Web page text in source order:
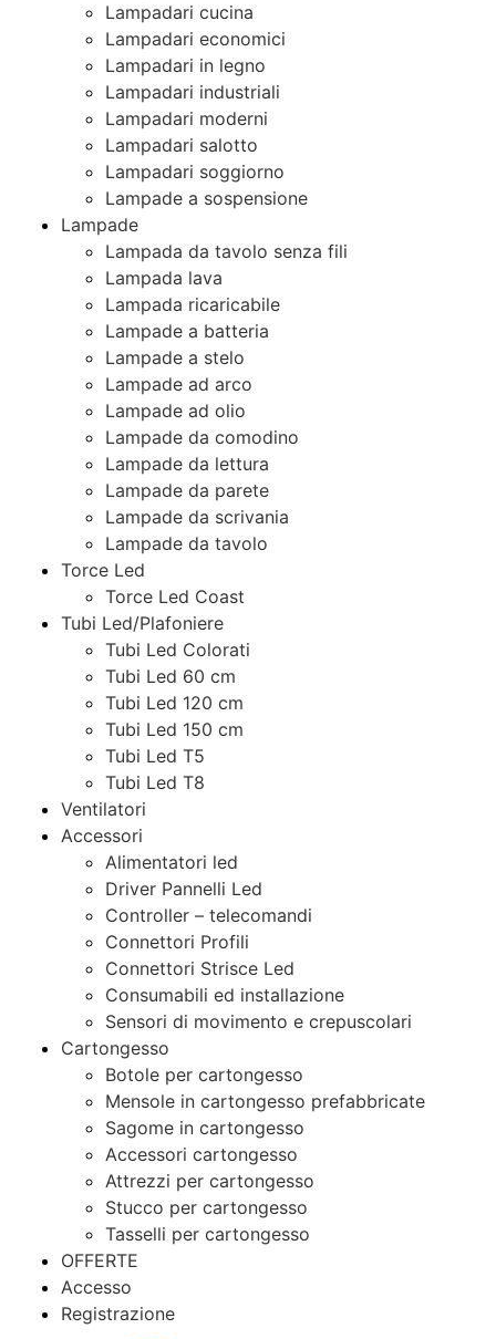
Lampadari cucina
Lampadari economici
Lampadari in legno
Lampadari industriali
Lampadari moderni
Lampadari salotto
Lampadari soggiorno
Lampade a sospensione
Lampade
Lampada da tavolo senza fili
Lampada lava
Lampada ricaricabile
Lampade a batteria
Lampade a stelo
Lampade ad arco
Lampade ad olio
Lampade da comodino
Lampade da lettura
Lampade da parete
Lampade da scrivania
Lampade da tavolo
Torce Led
Torce Led Coast
Tubi Led/Plafoniere
Tubi Led Colorati
Tubi Led 60 cm
Tubi Led 120 cm
Tubi Led 150 cm
Tubi Led T5
Tubi Led T8
Ventilatori
Accessori
Alimentatori led
Driver Pannelli Led
Controller – telecomandi
Connettori Profili
Connettori Strisce Led
Consumabili ed installazione
Sensori di movimento e crepuscolari
Cartongesso
Botole per cartongesso
Mensole in cartongesso prefabbricate
Sagome in cartongesso
Accessori cartongesso
Attrezzi per cartongesso
Stucco per cartongesso
Tasselli per cartongesso
OFFERTE
Accesso
Registrazione